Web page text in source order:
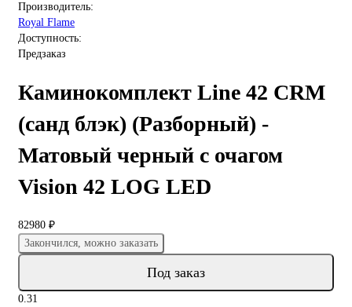
Производитель:
Royal Flame
Доступность:
Предзаказ
Каминокомплект Line 42 CRM
(санд блэк) (Разборный) -
Матовый черный с очагом
Vision 42 LOG LED
82980 ₽
Закончился, можно заказать
Под заказ
0.31